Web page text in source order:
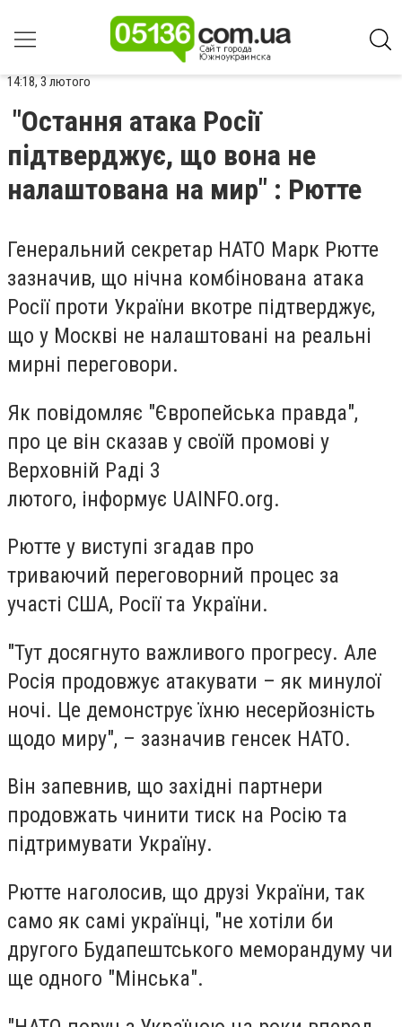
14:18, 3 лютого
"Остання атака Росії
підтверджує, що вона не
налаштована на мир" : Рютте
Генеральний секретар НАТО Марк Рютте
зазначив, що нічна комбінована атака
Росії проти України вкотре підтверджує,
що у Москві не налаштовані на реальні
мирні переговори.
Як повідомляє "Європейська правда",
про це він сказав у своїй промові у
Верховній Раді 3
лютого, інформує UAINFO.org.
Рютте у виступі згадав про
триваючий переговорний процес за
участі США, Росії та України.
"Тут досягнуто важливого прогресу. Але
Росія продовжує атакувати – як минулої
ночі. Це демонструє їхню несерйозність
щодо миру", – зазначив генсек НАТО.
Він запевнив, що західні партнери
продовжать чинити тиск на Росію та
підтримувати Україну.
Рютте наголосив, що друзі України, так
само як самі українці, "не хотіли би
другого Будапештського меморандуму чи
ще одного "Мінська".